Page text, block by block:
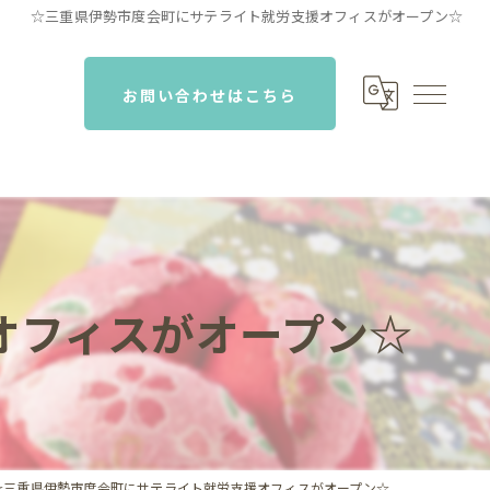
☆三重県伊勢市度会町にサテライト就労支援オフィスがオープン☆
お問い合わせはこちら
フィスがオープン☆